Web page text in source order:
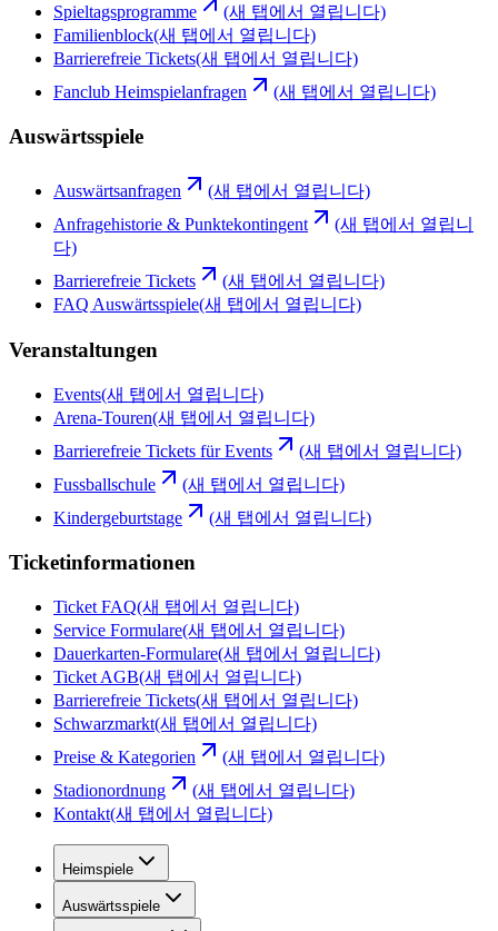
Spieltagsprogramme
(새 탭에서 열립니다)
Familienblock(새 탭에서 열립니다)
Barrierefreie Tickets(새 탭에서 열립니다)
Fanclub Heimspielanfragen
(새 탭에서 열립니다)
Auswärtsspiele
Auswärtsanfragen
(새 탭에서 열립니다)
Anfragehistorie & Punktekontingent
(새 탭에서 열립니
다)
Barrierefreie Tickets
(새 탭에서 열립니다)
FAQ Auswärtsspiele(새 탭에서 열립니다)
Veranstaltungen
Events(새 탭에서 열립니다)
Arena-Touren(새 탭에서 열립니다)
Barrierefreie Tickets für Events
(새 탭에서 열립니다)
Fussballschule
(새 탭에서 열립니다)
Kindergeburtstage
(새 탭에서 열립니다)
Ticketinformationen
Ticket FAQ(새 탭에서 열립니다)
Service Formulare(새 탭에서 열립니다)
Dauerkarten-Formulare(새 탭에서 열립니다)
Ticket AGB(새 탭에서 열립니다)
Barrierefreie Tickets(새 탭에서 열립니다)
Schwarzmarkt(새 탭에서 열립니다)
Preise & Kategorien
(새 탭에서 열립니다)
Stadionordnung
(새 탭에서 열립니다)
Kontakt(새 탭에서 열립니다)
Heimspiele
Auswärtsspiele